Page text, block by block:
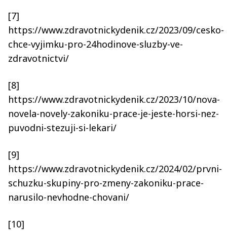
[7]
https://www.zdravotnickydenik.cz/2023/09/cesko-
chce-vyjimku-pro-24hodinove-sluzby-ve-
zdravotnictvi/
[8]
https://www.zdravotnickydenik.cz/2023/10/nova-
novela-novely-zakoniku-prace-je-jeste-horsi-nez-
puvodni-stezuji-si-lekari/
[9]
https://www.zdravotnickydenik.cz/2024/02/prvni-
schuzku-skupiny-pro-zmeny-zakoniku-prace-
narusilo-nevhodne-chovani/
[10]